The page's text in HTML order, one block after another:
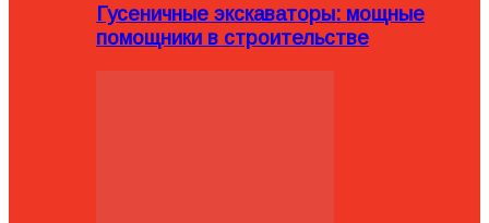
Гусеничные экскаваторы: мощные
помощники в строительстве